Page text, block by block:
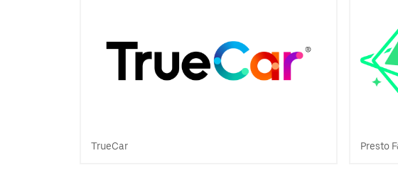
TrueCar Presto